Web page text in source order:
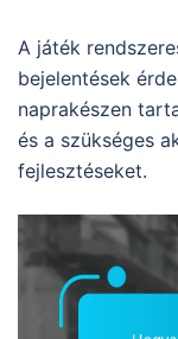
A játék
bejelentések
naprakészen
és a szükséges
fejlesztéseket.